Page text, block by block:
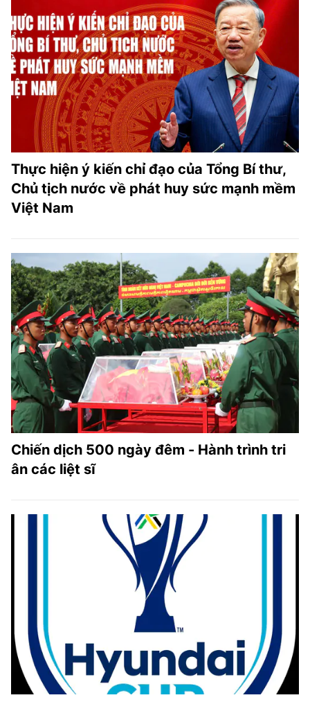
Thực hiện ý kiến chỉ đạo của Tổng Bí thư,
Chủ tịch nước về phát huy sức mạnh mềm
Việt Nam
Chiến dịch 500 ngày đêm - Hành trình tri
ân các liệt sĩ